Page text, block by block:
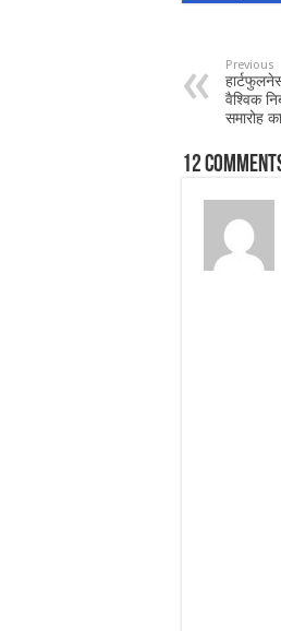
Previous
वैश्विक
समारोह
12